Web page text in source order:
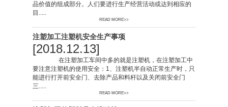
品价值的组成部分。人们要进行生产经营活动或达到相应的
目.....
READ MORE>>
注塑加工注塑机安全生产事项
[2018.12.13]
在注塑加工车间中多的就是注塑机，在注塑加工中
要注意注塑机的使用安全：1、注塑机半自动正常生产时，只
能进行打开前安全门、去除产品和料杆以及关闭前安全门
三.....
READ MORE>>